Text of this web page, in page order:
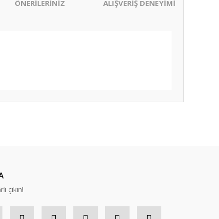
ÖNERİLERİNİZ ALIŞVERİŞ DENEYİMİ
çıkın!